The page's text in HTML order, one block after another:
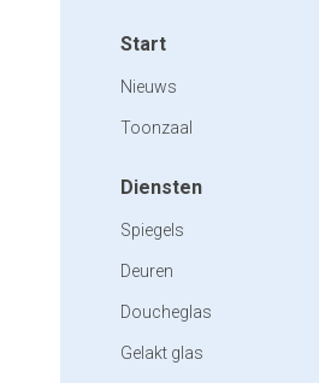
Start
Nieuws
Toonzaal
Diensten
Spiegels
Deuren
Doucheglas
Gelakt glas